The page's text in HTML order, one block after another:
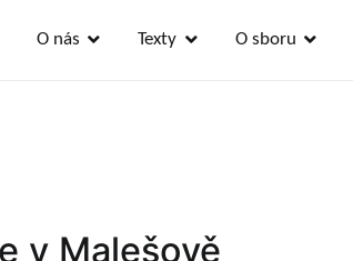
O nás Texty O sboru
v Malešově